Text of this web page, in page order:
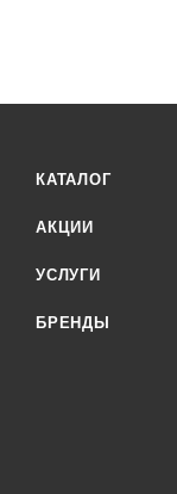
КАТАЛОГ
АКЦИИ
УСЛУГИ
БРЕНДЫ